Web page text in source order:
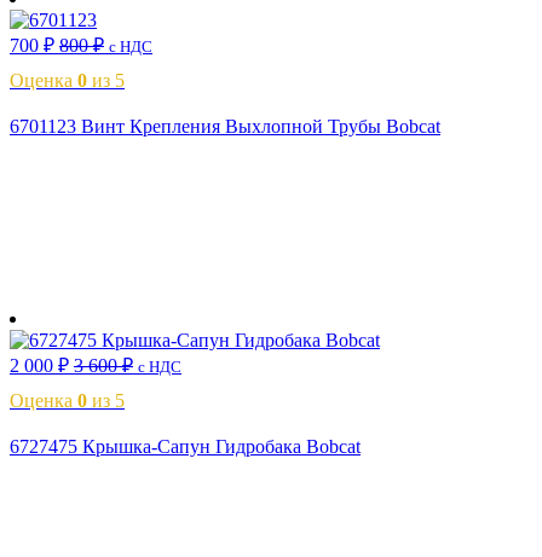
700 ₽ 800₽ с НДС
Оценка 0 из 5
6701123 Винт Крепления Выхлопной Трубы Bobcat
2 000 ₽ 3 600₽ с НДС
Оценка 0 из 5
6727475 Крышка-Сапун Гидробака Bobcat